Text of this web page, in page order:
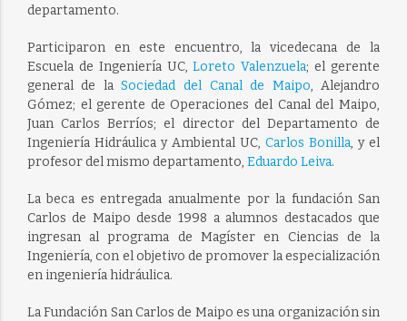
departamento.
Participaron en este encuentro, la vicedecana de la
Escuela de Ingeniería UC,Loreto Valenzuela; el gerente
general de laSociedad del Canal de Maipo, Alejandro
Gómez; el gerente de Operaciones del Canal del Maipo,
Juan Carlos Berríos; el director del Departamento de
Ingeniería Hidráulica y Ambiental UC,Carlos Bonilla, y el
profesor del mismo departamento, Eduardo Leiva.
La beca es entregada anualmente por la fundación San
Carlos de Maipo desde 1998 a alumnos destacados que
ingresan al programa de Magíster en Ciencias de la
Ingeniería, con el objetivo de promover la especialización
en ingeniería hidráulica.
La Fundación San Carlos de Maipo es una organización sin